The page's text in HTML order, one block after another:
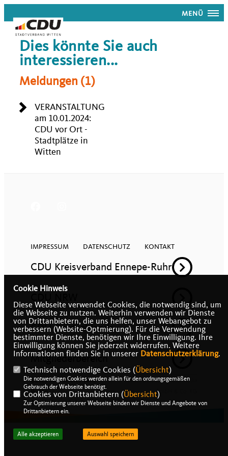
MENÜ
Dies könnte Sie auch
interessieren...
Meldungen (1)
VERANSTALTUNG
am 10.01.2024:
CDU vor Ort -
Stadtplätze in
Witten
IMPRESSUM DATENSCHUTZ KONTAKT
CDU Kreisverband Ennepe-Ruhr
CDU Deutschlands
Mitgliederbereich
@2026 CDU Stadtverband
Witten
Alle Rechte vorbehalten.
Realisation: Sharkness Media
GmbH & Co. KG
Cookie Hinweis
Diese Webseite verwendet Cookies, die notwendig sind, um
die Webseite zu nutzen. Weiterhin verwenden wir Dienste
von Drittanbietern, die uns helfen, unser Webangebot zu
verbessern (Website-Optmierung). Für die Verwendung
bestimmter Dienste, benötigen wir Ihre Einwilligung. Ihre
Einwilligung können Sie jederzeit widerrufen. Weitere
Informationen finden Sie in unserer Datenschutzerklärung.
Technisch notwendige Cookies (Übersicht)
Die notwendigen Cookies werden allein für den ordnungsgemäßen
Gebrauch der Webseite benötigt.
Cookies von Drittanbietern (Übersicht)
Zur Optimierung unserer Webseite binden wir Dienste und Angebote von
Drittanbietern ein.
Alle akzeptieren Auswahl speichern